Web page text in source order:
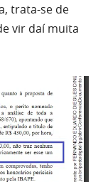
trata-se de
vir daí muita